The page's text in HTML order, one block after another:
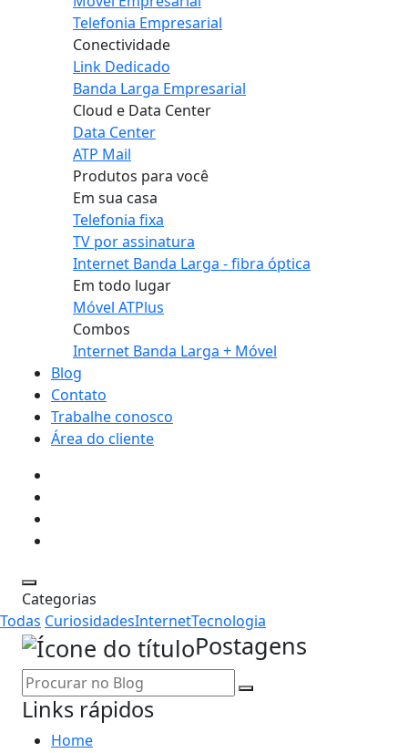
Telefonia Empresarial
Conectividade
Link Dedicado
Banda Larga Empresarial
Cloud e Data Center
Data Center
ATP Mail
Produtos para você
Em sua casa
Telefonia fixa
TV por assinatura
Internet Banda Larga - fibra óptica
Em todo lugar
Móvel ATPlus
Combos
Internet Banda Larga + Móvel
Blog
Contato
Trabalhe conosco
Área do cliente
Categorias
Todas CuriosidadesInternetTecnologia
Postagens
Links rápidos
Home